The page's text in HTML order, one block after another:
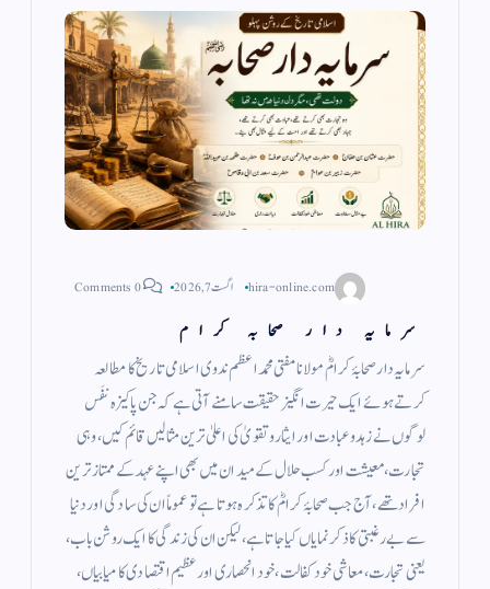
hira-online.com اگست 7, 2026 0 Comments
سرمایہ دار صحابہ کرام
سرمایہ دار صحابۂ کرامؓ مولانا مفتی محمد اعظم ندوی اسلامی تاریخ کا مطالعہ
کرتے ہوئے ایک حیرت انگیز حقیقت سامنے آتی ہے کہ جن پاکیزہ نفَس
لوگوں نے زہد وعبادت اور ایثار وتقویٰ کی اعلیٰ ترین مثالیں قائم کیں، وہی
تجارت، معیشت اور کسب حلال کے میدان میں بھی اپنے عہد کے ممتاز ترین
افراد تھے، آج جب صحابۂ کرامؓ کا تذکرہ ہوتا ہے تو عموماً ان کی سادگی اور دنیا
سے بے رغبتی کا ذکر نمایاں کیا جاتا ہے، لیکن ان کی زندگی کا ایک روشن باب،
یعنی تجارت، معاشی خود کفالت، خود انحصاری اور عظیم اقتصادی کامیابیاں،